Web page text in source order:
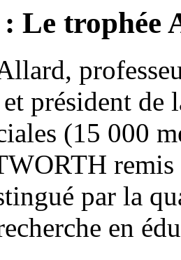
Le trophée
président de
(15 000
remis
par la
en